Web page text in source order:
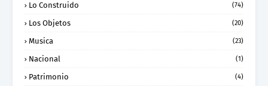
Lo Construido (74)
Los Objetos (20)
Musica (23)
Nacional (1)
Patrimonio (4)